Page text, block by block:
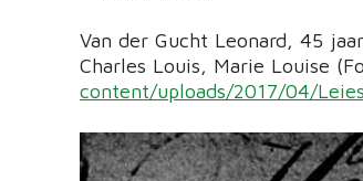
Van der Gucht Leonard, 45
Charles Louis, Marie Louise
content/uploads/2017/04/